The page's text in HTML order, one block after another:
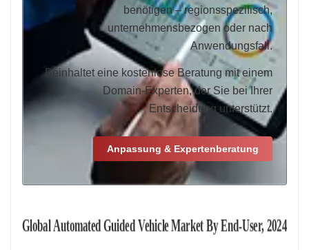
benötigen – regionsspezifisch,
unternehmensbezogen oder nach
Anwendungsfall.
Beinhaltet eine kostenlose Beratung mit einem
Domain-Experten, der Sie bei Ihrer
Entscheidung unterstützt.
Anpassung & Expertenberatung